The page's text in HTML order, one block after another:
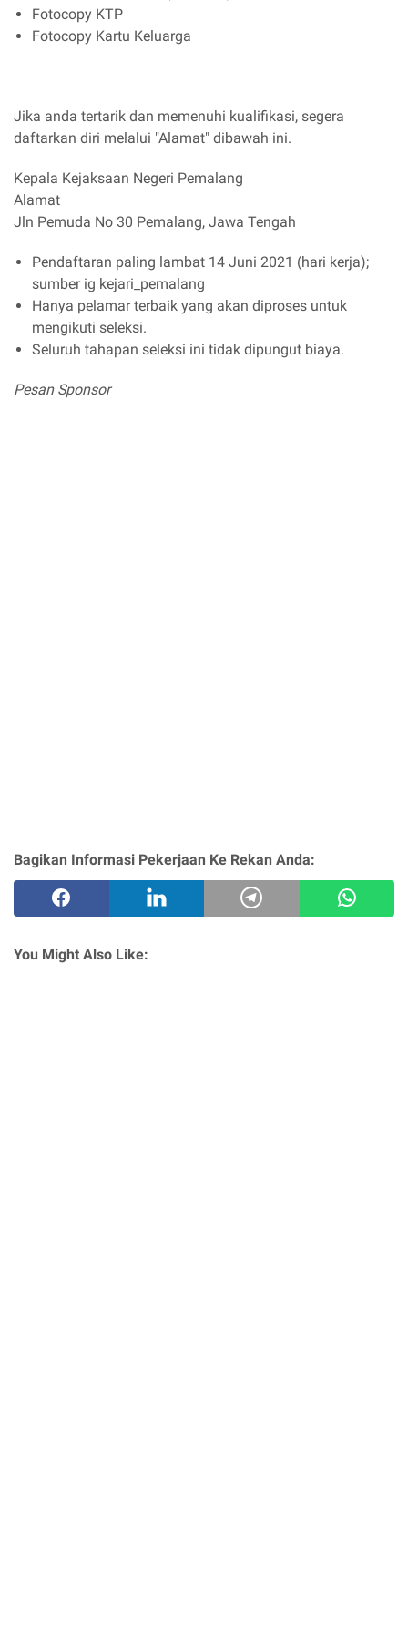
Fotocopy KTP
Fotocopy Kartu Keluarga
Jika anda tertarik dan memenuhi kualifikasi, segera
daftarkan diri melalui "Alamat" dibawah ini.
Kepala Kejaksaan Negeri Pemalang
Alamat
Jln Pemuda No 30 Pemalang, Jawa Tengah
Pendaftaran paling lambat 14 Juni 2021 (hari kerja);
sumber ig kejari_pemalang
Hanya pelamar terbaik yang akan diproses untuk
mengikuti seleksi.
Seluruh tahapan seleksi ini tidak dipungut biaya.
Pesan Sponsor
Bagikan Informasi Pekerjaan Ke Rekan Anda:
You Might Also Like: